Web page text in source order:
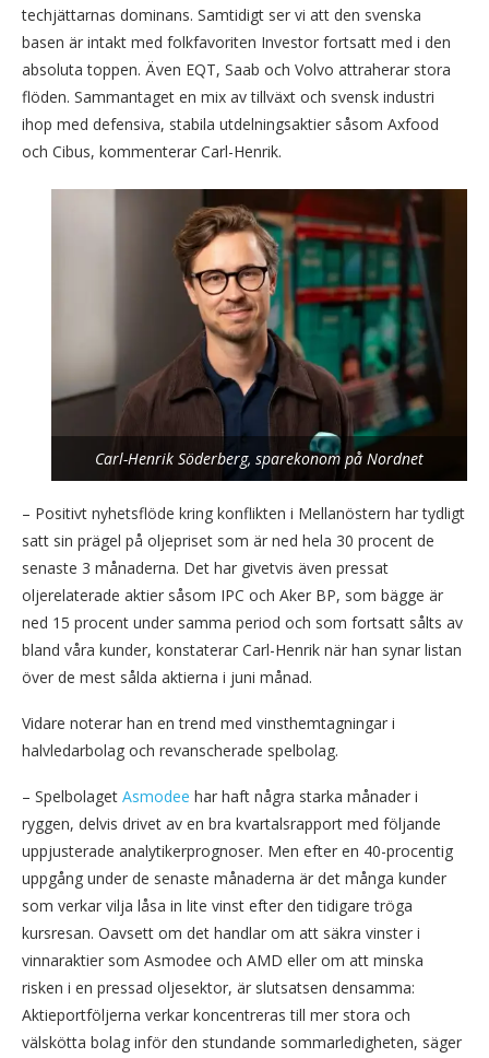
techjättarnas dominans. Samtidigt ser vi att den svenska
basen är intakt med folkfavoriten Investor fortsatt med i den
absoluta toppen. Även EQT, Saab och Volvo attraherar stora
flöden. Sammantaget en mix av tillväxt och svensk industri
ihop med defensiva, stabila utdelningsaktier såsom Axfood
och Cibus, kommenterar Carl-Henrik.
Carl-Henrik Söderberg, sparekonom på Nordnet
– Positivt nyhetsflöde kring konflikten i Mellanöstern har tydligt
satt sin prägel på oljepriset som är ned hela 30 procent de
senaste 3 månaderna. Det har givetvis även pressat
oljerelaterade aktier såsom IPC och Aker BP, som bägge är
ned 15 procent under samma period och som fortsatt sålts av
bland våra kunder, konstaterar Carl-Henrik när han synar listan
över de mest sålda aktierna i juni månad.
Vidare noterar han en trend med vinsthemtagningar i
halvledarbolag och revanscherade spelbolag.
– Spelbolaget Asmodee har haft några starka månader i
ryggen, delvis drivet av en bra kvartalsrapport med följande
uppjusterade analytikerprognoser. Men efter en 40-procentig
uppgång under de senaste månaderna är det många kunder
som verkar vilja låsa in lite vinst efter den tidigare tröga
kursresan. Oavsett om det handlar om att säkra vinster i
vinnaraktier som Asmodee och AMD eller om att minska
risken i en pressad oljesektor, är slutsatsen densamma:
Aktieportföljerna verkar koncentreras till mer stora och
välskötta bolag inför den stundande sommarledigheten, säger